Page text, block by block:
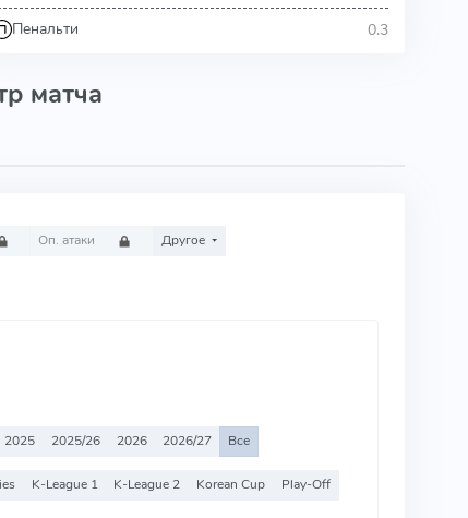
Пенальти 0.3
матча
Оп. атаки Другое
2025 2025/26 2026 2026/27 Все
K-League 1 K-League 2 Korean Cup
Play-Off